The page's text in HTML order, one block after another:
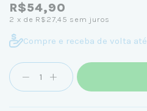
R$54,90
2 x de R$27,45 sem juros
Compre e receba de volta até